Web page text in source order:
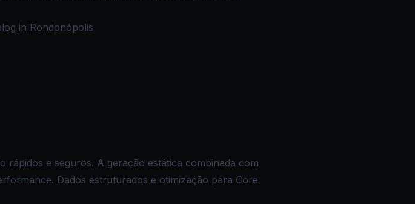
in Rondonópolis
rápidos e seguros. A geração estática combinada com
Dados estruturados e otimização para Core